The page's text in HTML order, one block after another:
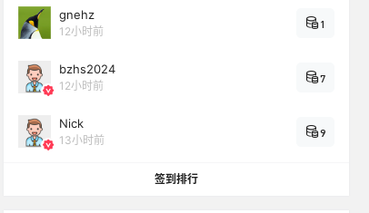
gnehz
12小时前
1
bzhs2024
12小时前
7
Nick
13小时前
9
签到排行